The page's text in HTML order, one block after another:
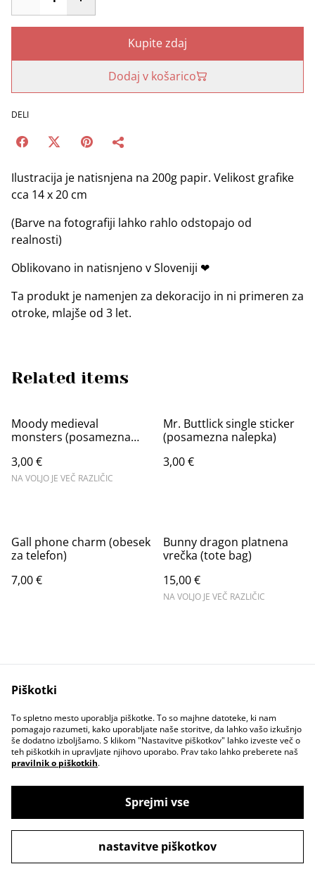
Kupite zdaj
Dodaj v košarico
DELI
Ilustracija je natisnjena na 200g papir. Velikost grafike
cca 14 x 20 cm
(Barve na fotografiji lahko rahlo odstopajo od
realnosti)
Oblikovano in natisnjeno v Sloveniji ❤
Ta produkt je namenjen za dekoracijo in ni primeren za
otroke, mlajše od 3 let.
Related items
Moody medieval
monsters (posamezna
3,00 €
NA VOLJO JE VEČ RAZLIČIC
Mr. Buttlick single sticker
(posamezna nalepka)
3,00 €
Gall phone charm (obesek
za telefon)
7,00 €
Bunny dragon platnena
vrečka (tote bag)
15,00 €
NA VOLJO JE VEČ RAZLIČIC
Contact Us
Legal Terms
Privacy Policy
Cookie Policy
©2026Space Kittcrab online shop ✨
powered by
Piškotki
To spletno mesto uporablja piškotke. To so majhne datoteke, ki nam
pomagajo razumeti, kako uporabljate naše storitve, da lahko vašo izkušnjo
še dodatno izboljšamo. S klikom "Nastavitve piškotkov" lahko izveste več o
teh piškotkih in upravljate njihovo uporabo. Prav tako lahko preberete naš
pravilnik o piškotkih.
Sprejmi vse
nastavitve piškotkov